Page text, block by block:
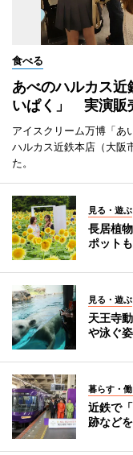
食べる
あべのハルカス
いぱく」 実演販
アイスクリーム万博「あ
ハルカス近鉄本店（大阪
た。
見る・遊ぶ
長居植
ポットも
見る・遊ぶ
天王寺
や泳ぐ
暮らす・働
近鉄で
跡など